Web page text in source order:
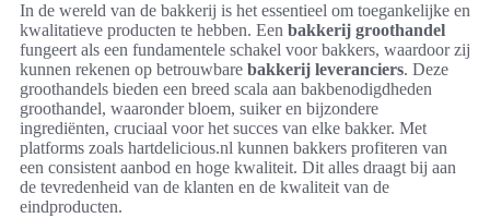
In de wereld van de bakkerij is het essentieel om toegankelijke en
kwalitatieve producten te hebben. Een bakkerij groothandel
fungeert als een fundamentele schakel voor bakkers, waardoor zij
kunnen rekenen op betrouwbare bakkerij leveranciers. Deze
groothandels bieden een breed scala aan bakbenodigdheden
groothandel, waaronder bloem, suiker en bijzondere
ingrediënten, cruciaal voor het succes van elke bakker. Met
platforms zoals hartdelicious.nl kunnen bakkers profiteren van
een consistent aanbod en hoge kwaliteit. Dit alles draagt bij aan
de tevredenheid van de klanten en de kwaliteit van de
eindproducten.